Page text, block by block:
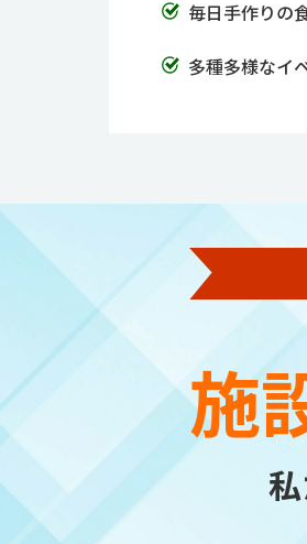
毎日手作りの
多種多様なイ
施